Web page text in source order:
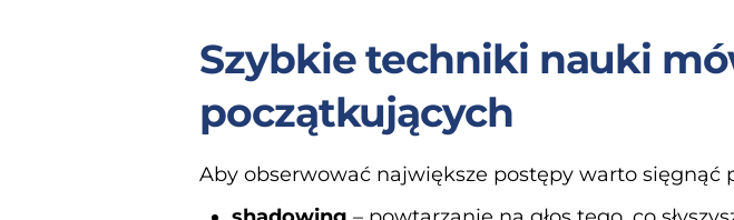
Szybkie techniki nauki
początkujących
Aby obserwować największe postępy warto sięgnąć